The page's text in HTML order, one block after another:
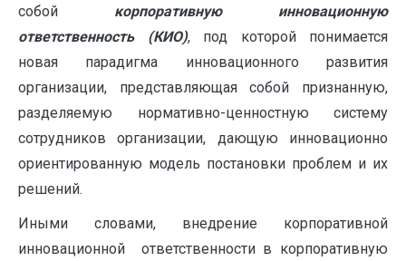
собой корпоративную инновационную
ответственность (КИО), под которой понимается
новая парадигма инновационного развития
организации, представляющая собой признанную,
разделяемую нормативно-ценностную систему
сотрудников организации, дающую инновационно
ориентированную модель постановки проблем и их
решений.
Иными словами, внедрение корпоративной
инновационной ответственности в корпоративную